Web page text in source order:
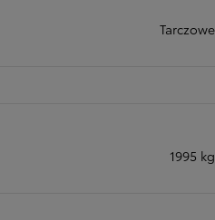
Tarczowe
1995 kg